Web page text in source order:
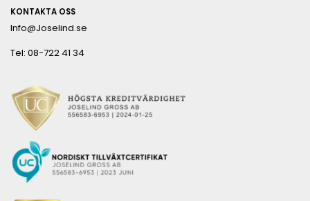
KONTAKTA OSS
Info@Joselind.se
Tel: 08-722 41 34